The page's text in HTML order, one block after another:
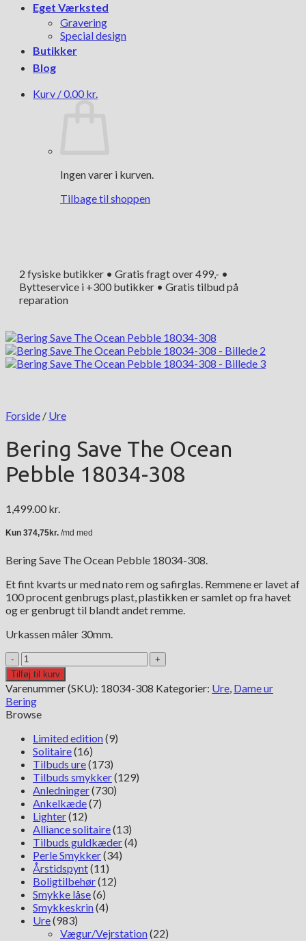
Eget Værksted
Gravering
Special design
Butikker
Blog
Kurv /0.00 kr.
Ingen varer i kurven.
Tilbage til shoppen
2 fysiske butikker • Gratis fragt over 499,- •
Bytteservice i +300 butikker • Gratis tilbud på
reparation
Forside / Ure
Bering Save The Ocean
Pebble 18034-308
1,499.00 kr.
Bering Save The Ocean Pebble 18034-308.
Et fint kvarts ur med nato rem og safirglas. Remmene er lavet af
100 procent genbrugs plast, plastikken er samlet op fra havet
og er genbrugt til blandt andet remme.
Urkassen måler 30mm.
Bering
Save
The
Ocean
Pebble
18034-
308
antal
Tilføj til kurv
Varenummer (SKU): 18034-308 Kategorier: Ure, Dame ur
Bering
Browse
Limited edition(9)
Solitaire(16)
Tilbuds ure(173)
Tilbuds smykker(129)
Anledninger(730)
Ankelkæde(7)
Lighter(12)
Alliance solitaire(13)
Tilbuds guldkæder(4)
Perle Smykker(34)
Årstidspynt(11)
Boligtilbehør(12)
Smykke låse(6)
Smykkeskrin(4)
Ure(983)
Vægur/Vejrstation(22)